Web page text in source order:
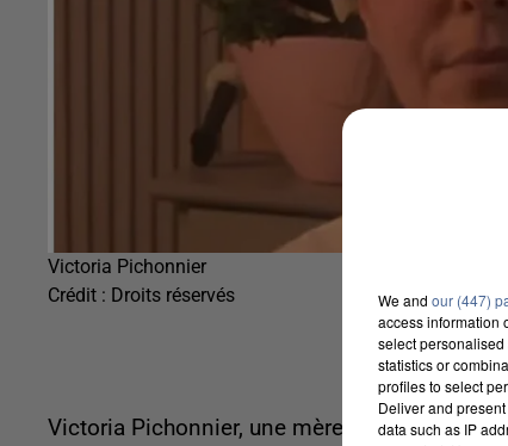
Victoria Pichonnier
Crédit : Droits réservés
Victoria Pichonnier, une mère de famille de
We and our (447)
access information
select
statistics or
profiles to select
Deliver and
data such as IP